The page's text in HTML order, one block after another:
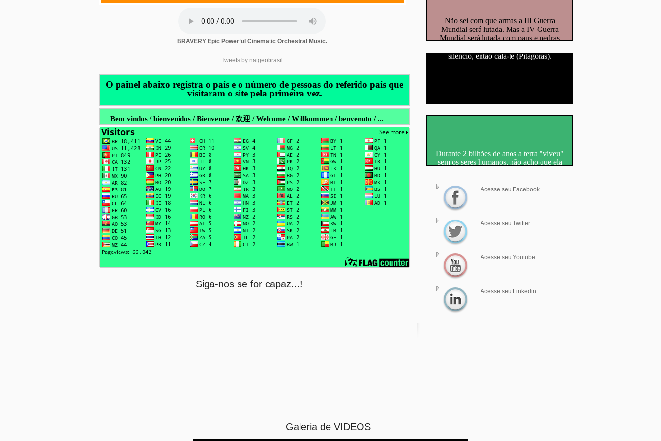
BRAVERY Epic Powerful Cinematic Orchestral Music.
Tweets by natgeobrasil
O painel abaixo registra o país e o número de pessoas do referido país que
visitaram o site pela primeira vez.
Bem vindos / bienvenidos / Bienvenue / 欢迎 / Welcome / Willkommen / benvenuto / ...
Siga-nos se for capaz...!
Não sei com que armas a III Guerra
Mundial será lutada. Mas a IV Guerra
(Albert Einstein).
silêncio, então cala-te (Pitágoras).
Durante 2 bilhões de anos a terra "viveu"
Acesse seu Facebook
Acesse seu Twitter
Acesse seu Youtube
Acesse seu Linkedin
Galeria de VIDEOS